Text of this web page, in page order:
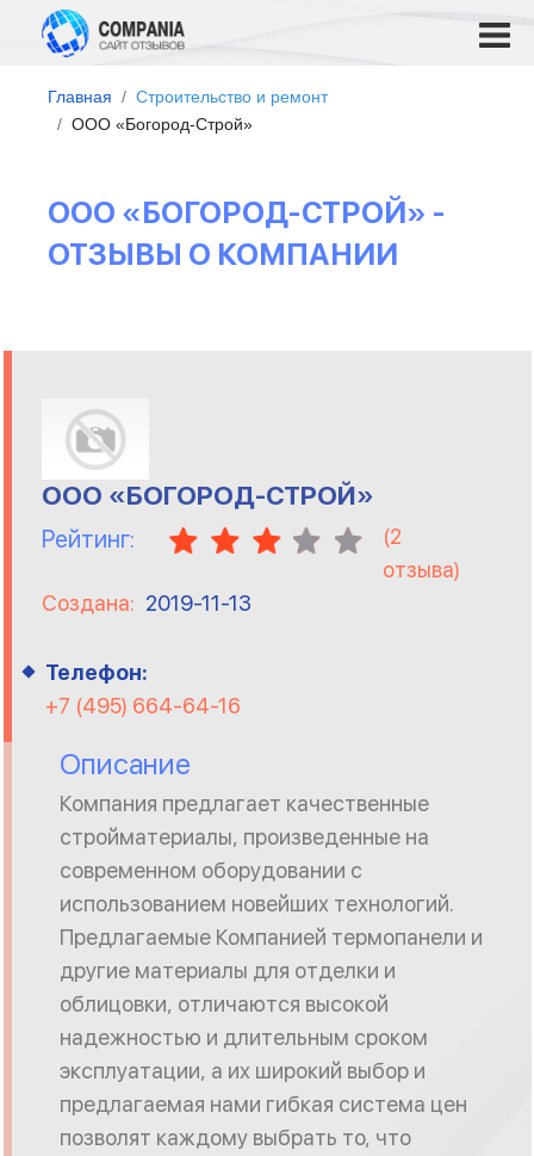
Главная
Строительство и ремонт
ООО «Богород-Строй»
ООО «БОГОРОД-СТРОЙ» -
ОТЗЫВЫ О КОМПАНИИ
ООО «БОГОРОД-СТРОЙ»
Рейтинг: (2
отзыва)
Создана: 2019-11-13
Телефон:
+7 (495) 664-64-16
Описание
Компания предлагает качественные
стройматериалы, произведенные на
современном оборудовании с
использованием новейших технологий.
Предлагаемые Компанией термопанели и
другие материалы для отделки и
облицовки, отличаются высокой
надежностью и длительным сроком
эксплуатации, а их широкий выбор и
предлагаемая нами гибкая система цен
позволят каждому выбрать то, что